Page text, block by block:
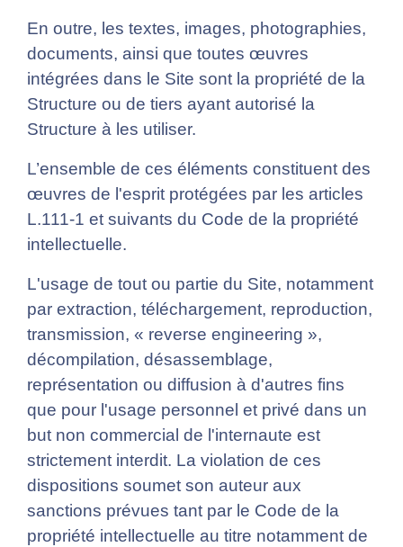
En outre, les textes, images, photographies,
documents, ainsi que toutes œuvres
intégrées dans le Site sont la propriété de la
Structure ou de tiers ayant autorisé la
Structure à les utiliser.
L’ensemble de ces éléments constituent des
œuvres de l'esprit protégées par les articles
L.111-1 et suivants du Code de la propriété
intellectuelle.
L'usage de tout ou partie du Site, notamment
par extraction, téléchargement, reproduction,
transmission, « reverse engineering »,
décompilation, désassemblage,
représentation ou diffusion à d'autres fins
que pour l'usage personnel et privé dans un
but non commercial de l'internaute est
strictement interdit. La violation de ces
dispositions soumet son auteur aux
sanctions prévues tant par le Code de la
propriété intellectuelle au titre notamment de